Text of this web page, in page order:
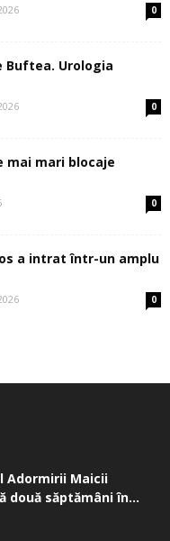
0
Buftea. Urologia
0
mai mari blocaje
0
a intrat într-un amplu
0
Adormirii Maicii
două săptămâni în...